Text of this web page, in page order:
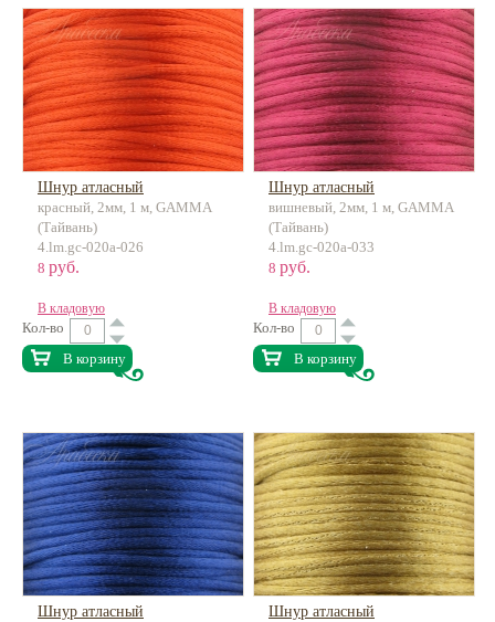
Натуральные камни
Каталог
Новинки!
Фотофорум
О магазине
Шнур атласный
красный, 2мм, 1 м, GAMMA
(Тайвань)
4.lm.gc-020a-026
8 руб.
В кладовую
Кол-во
В корзину
Шнур атласный
вишневый, 2мм, 1 м, GAMMA
(Тайвань)
4.lm.gc-020a-033
8 руб.
В кладовую
Кол-во
В корзину
Шнур атласный
Шнур атласный